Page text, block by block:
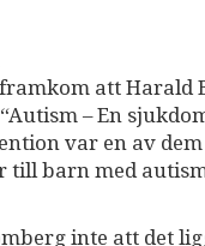
att
– En
var en av
till barn med
inte att det